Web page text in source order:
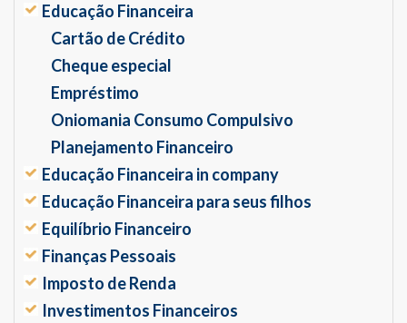
Educação Financeira
Cartão de Crédito
Cheque especial
Empréstimo
Oniomania Consumo Compulsivo
Planejamento Financeiro
Educação Financeira in company
Educação Financeira para seus filhos
Equilíbrio Financeiro
Finanças Pessoais
Imposto de Renda
Investimentos Financeiros